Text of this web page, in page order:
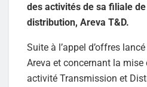
des activités de sa filiale
distribution, Areva T&D.
Suite à l’appel d’offres
Areva et concernant la mise
activité Transmission et